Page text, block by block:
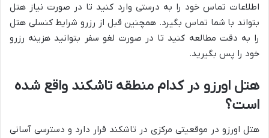
اطلاعات تماس خود را به درستی وارد کنید تا در صورت نیاز هتل
بتواند با شما تماس بگیرد. همچنین قبل از رزرو شرایط کنسلی هتل
را به دقت مطالعه کنید تا در صورت لغو سفر بتوانید هزینه رزرو
خود را پس بگیرید.
هتل اورزو در کدام منطقه تاشکند واقع شده
است؟
هتل اورزو در موقعیتی مرکزی در تاشکند قرار دارد و دسترسی آسانی